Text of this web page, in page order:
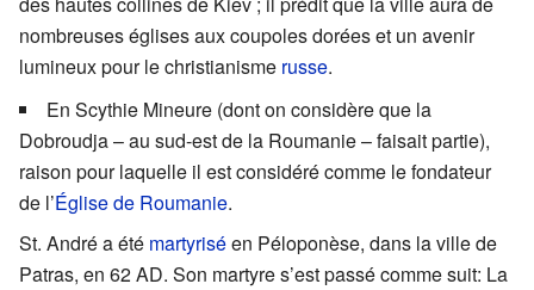
nombreuses églises aux coupoles dorées et un avenir
lumineux pour le christianisme russe.
En Scythie Mineure (dont on considère que la
Dobroudja – au sud-est de la Roumanie – faisait partie),
raison pour laquelle il est considéré comme le fondateur
de l’Église de Roumanie.
St. André a été martyriséen Péloponèse, dans la ville de
Patras, en 62 AD. Son martyre s’est passé comme suit: La